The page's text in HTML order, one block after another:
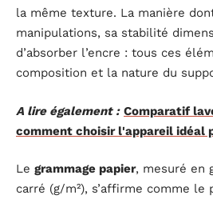
la même texture. La manière
manipulations, sa stabilité
d’absorber l’encre : tous ces
composition et la nature du
A lire également : Comparatif
comment choisir l'appareil idéal
Le grammage papier, mesuré en
carré (g/m²), s’affirme comme le